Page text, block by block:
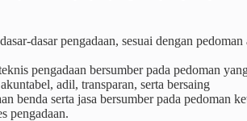
dasar pengadaan, sesuai dengan pedoman
pengadaan bersumber pada pedoman
adil, transparan, serta bersaing
benda serta jasa bersumber pada pedoman
pengadaan.